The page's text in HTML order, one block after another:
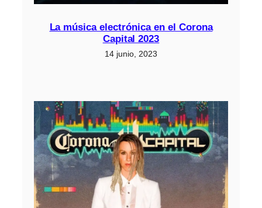
La música electrónica en el Corona
Capital 2023
14 junio, 2023